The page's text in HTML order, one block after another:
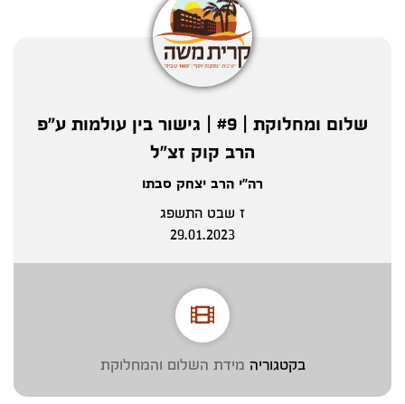
שלום ומחלוקת | #9 | גישור בין עולמות ע"פ
הרב קוק זצ"ל
רה"י הרב יצחק סבתו
ז שבט התשפג
29.01.2023
בקטגוריה מידת השלום והמחלוקת